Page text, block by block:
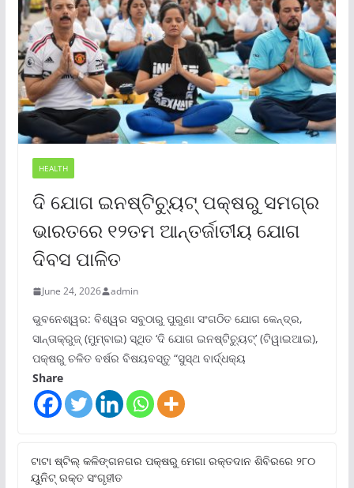
HEALTH
ଦି ଯୋଗ ଇନଷ୍ଟିଚ୍ୟୁଟ୍ ପକ୍ଷରୁ ସମଗ୍ର
ଭାରତରେ ୧୨ତମ ଆନ୍ତର୍ଜାତୀୟ ଯୋଗ
ଦିବସ ପାଳିତ
June 24, 2026 admin
ଭୁବନେଶ୍ୱର: ବିଶ୍ୱର ସବୁଠାରୁ ପୁରୁଣା ସଂଗଠିତ ଯୋଗ କେନ୍ଦ୍ର,
ସାନ୍ତାକ୍ରୁଜ୍ (ମୁମ୍ବାଇ) ସ୍ଥିତ ‘ଦି ଯୋଗ ଇନଷ୍ଟିଚ୍ୟୁଟ୍‌’ (ଟିୱାଇଆଇ),
ପକ୍ଷରୁ ଚଳିତ ବର୍ଷର ବିଷୟବସ୍ତୁ “ସୁସ୍ଥ ବାର୍ଦ୍ଧକ୍ୟ
Share
ଟାଟା ଷ୍ଟିଲ୍‌ କଳିଙ୍ଗନଗର ପକ୍ଷରୁ ମେଗା ରକ୍ତଦାନ ଶିବିରରେ ୨୮୦
ୟୁନିଟ୍‌ ରକ୍ତ ସଂଗୃହୀତ